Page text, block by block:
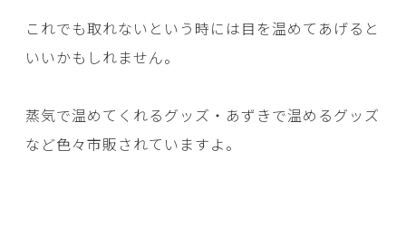
これでも取れないという時には目を温めてあげると
いいかもしれません。
蒸気で温めてくれるグッズ・あずきで温めるグッズ
など色々市販されていますよ。